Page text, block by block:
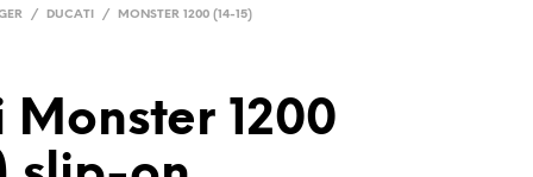
/ DUCATI / MONSTER 1200 (14-15)
1200